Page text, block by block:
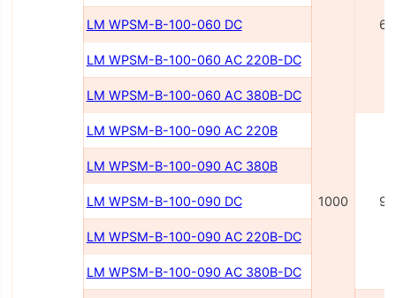
1000
LM WPSM-B-100-060 DC
LM WPSM-B-100-060 AC 220В-DC
LM WPSM-B-100-060 AC 380В-DC
LM WPSM-B-100-090 AC 220В
LM WPSM-B-100-090 AC 380В
LM WPSM-B-100-090 DC
LM WPSM-B-100-090 AC 220B-DC
LM WPSM-B-100-090 AC 380B-DC